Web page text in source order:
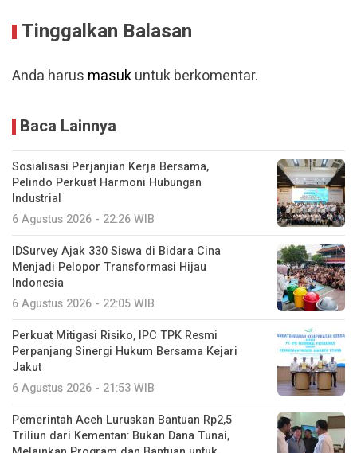
Tinggalkan Balasan
Anda harus masukuntuk berkomentar.
Baca Lainnya
Sosialisasi Perjanjian Kerja Bersama,
Pelindo Perkuat Harmoni Hubungan
Industrial
6 Agustus 2026 - 22:26 WIB
IDSurvey Ajak 330 Siswa di Bidara Cina
Menjadi Pelopor Transformasi Hijau
Indonesia
6 Agustus 2026 - 22:05 WIB
Perkuat Mitigasi Risiko, IPC TPK Resmi
Perpanjang Sinergi Hukum Bersama Kejari
Jakut
6 Agustus 2026 - 21:53 WIB
Pemerintah Aceh Luruskan Bantuan Rp2,5
Triliun dari Kementan: Bukan Dana Tunai,